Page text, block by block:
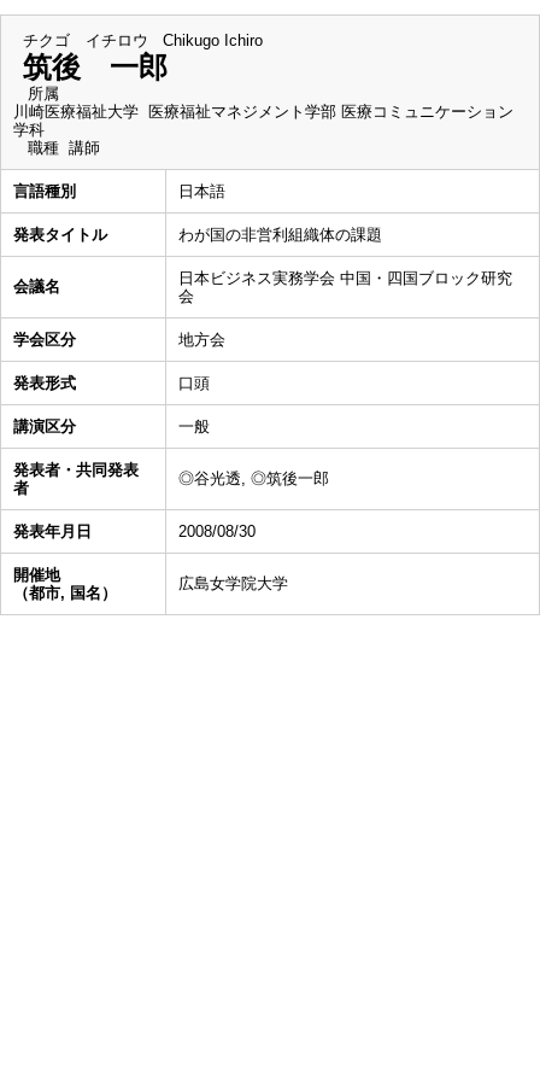
チクゴ イチロウ Chikugo Ichiro
筑後 一郎
所属
川崎医療福祉大学 医療福祉マネジメント学部 医療コミュニケーション
学科
職種 講師
言語種別 日本語
発表タイトル わが国の非営利組織体の課題
会議名
日本ビジネス実務学会 中国・四国ブロック研究
会
学会区分 地方会
発表形式 口頭
講演区分 一般
発表者・共同発表
者
◎谷光透, ◎筑後一郎
発表年月日 2008/08/30
開催地
（都市, 国名）
広島女学院大学